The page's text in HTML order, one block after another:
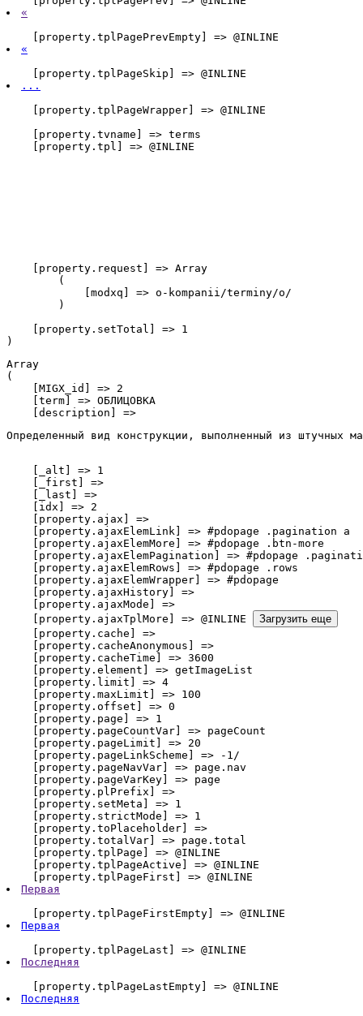
«
    [property.tplPagePrevEmpty] => @INLINE
«
    [property.tplPageSkip] => @INLINE
...
    [property.tplPageWrapper] => @INLINE
    [property.tvname] => terms
    [property.tpl] => @INLINE
    [property.request] => Array
        (
            [modxq] => o-kompanii/terminy/o/
        )
    [property.setTotal] => 1
Array
(
    [MIGX_id] => 2
    [term] => ОБЛИЦОВКА
    [description] =>
Определенный вид конструкции, выполненный из штучных
    [_alt] => 1
    [_first] =>
    [_last] =>
    [idx] => 2
    [property.ajax] =>
    [property.ajaxElemLink] => #pdopage .pagination a
    [property.ajaxElemMore] => #pdopage .btn-more
[property.ajaxElemPagination] => #pdopage
    [property.ajaxElemRows] => #pdopage .rows
    [property.ajaxElemWrapper] => #pdopage
    [property.ajaxHistory] =>
    [property.ajaxMode] =>
    [property.ajaxTplMore] => @INLINE
Загрузить еще
    [property.cache] =>
    [property.cacheAnonymous] =>
    [property.cacheTime] => 3600
    [property.element] => getImageList
    [property.limit] => 4
    [property.maxLimit] => 100
    [property.offset] => 0
    [property.page] => 1
    [property.pageCountVar] => pageCount
    [property.pageLimit] => 20
    [property.pageLinkScheme] => -1/
    [property.pageNavVar] => page.nav
    [property.pageVarKey] => page
    [property.plPrefix] =>
    [property.setMeta] => 1
    [property.strictMode] => 1
    [property.toPlaceholder] =>
    [property.totalVar] => page.total
    [property.tplPage] => @INLINE
    [property.tplPageActive] => @INLINE
    [property.tplPageFirst] => @INLINE
Первая
    [property.tplPageFirstEmpty] => @INLINE
Первая
    [property.tplPageLast] => @INLINE
Последняя
    [property.tplPageLastEmpty] => @INLINE
Последняя